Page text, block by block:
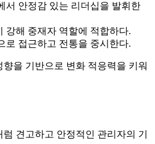
서 안정감 있는 리더십을 발휘한
강해 중재자 역할에 적합하다.
로 접근하고 전통을 중시한다.
을 기반으로 변화 적응력을 키워
견고하고 안정적인 관리자의 기